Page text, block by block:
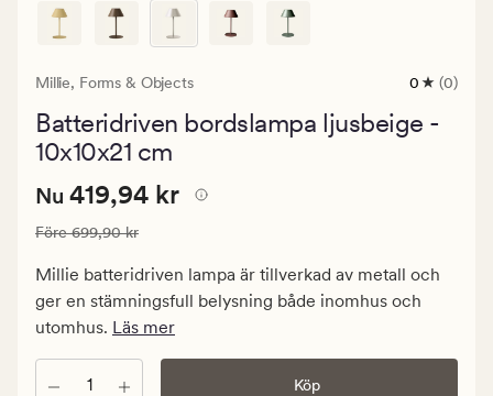
Millie, Forms & Objects
0
med
0 (0)
Batteridriven bordslampa ljusbeige -
10x10x21 cm
Nuvarande
419,94
kr.
Ordinarie
pris
Nuvarande pris
Nu 419,94 kr
Ordinarie pris 699,90 kr
Före699,90 kr
Millie batteridriven lampa är tillverkad av metall och
ger en stämningsfull belysning både inomhus och
utomhus. Läs mer
Antal Köp